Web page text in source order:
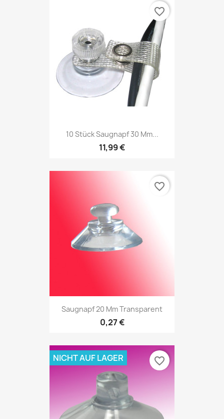
10 Stück Saugnapf 30 Mm...
11,99 €
favorite_border
Saugnapf 20 Mm Transparent
0,27 €
favorite_border
NICHT AUF LAGER favorite_border